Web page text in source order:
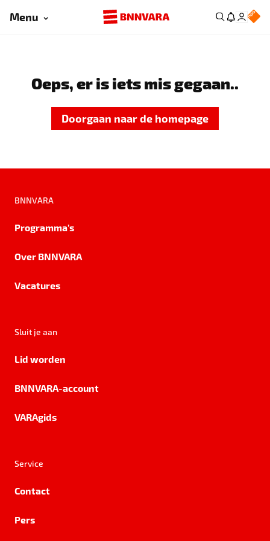
Menu
Oeps, er is iets mis gegaan..
Doorgaan naar de homepage
BNNVARA
Programma's
Over BNNVARA
Vacatures
Sluit je aan
Lid worden
BNNVARA-account
VARAgids
Service
Contact
Pers